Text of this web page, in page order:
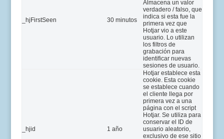
_hjFirstSeen 30 minutos
Almacena un valor
verdadero / falso, que
indica si esta fue la
primera vez que
Hotjar vio a este
usuario. Lo utilizan
los filtros de
grabación para
identificar nuevas
sesiones de usuario.
_hjid 1 año
Hotjar establece esta
cookie. Esta cookie
se establece cuando
el cliente llega por
primera vez a una
página con el script
Hotjar. Se utiliza para
conservar el ID de
usuario aleatorio,
exclusivo de ese sitio